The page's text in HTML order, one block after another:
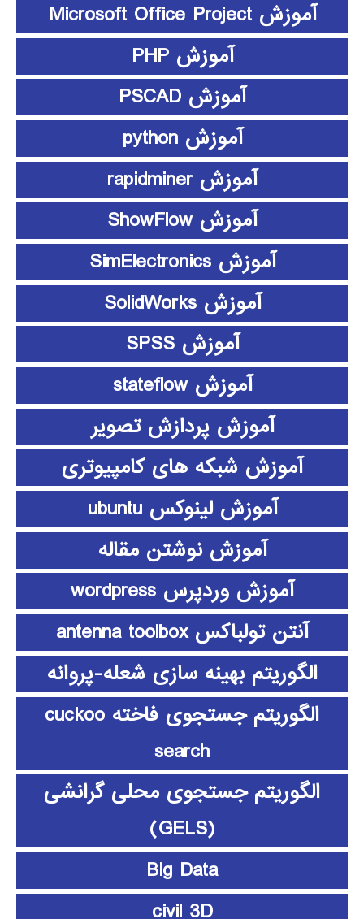
آموزش Microsoft Office Project
آموزش PHP
آموزش PSCAD
آموزش python
آموزش rapidminer
آموزش ShowFlow
آموزش SimElectronics
آموزش SolidWorks
آموزش SPSS
آموزش stateflow
آموزش پردازش تصویر
آموزش شبکه های کامپیوتری
آموزش لینوکس ubuntu
آموزش نوشتن مقاله
آموزش وردپرس wordpress
آنتن تولباکس antenna toolbox
الگوریتم بهینه سازی شعله-پروانه
الگوریتم جستجوی فاخته cuckoo
search
الگوریتم جستجوی محلی گرانشی
(GELS)
Big Data
civil 3D